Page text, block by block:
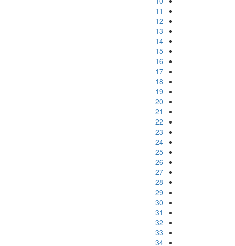
11
12
13
14
15
16
17
18
19
20
21
22
23
24
25
26
27
28
29
30
31
32
33
34